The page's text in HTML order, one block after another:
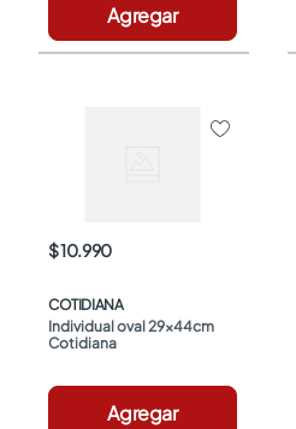
Agregar
$ 10.990
COTIDIANA
Individual oval 29x44cm
Cotidiana
Agregar